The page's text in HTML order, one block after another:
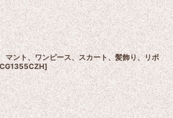
ント、ワンピース、スカート、髪飾り、リボ
CG1355CZH]